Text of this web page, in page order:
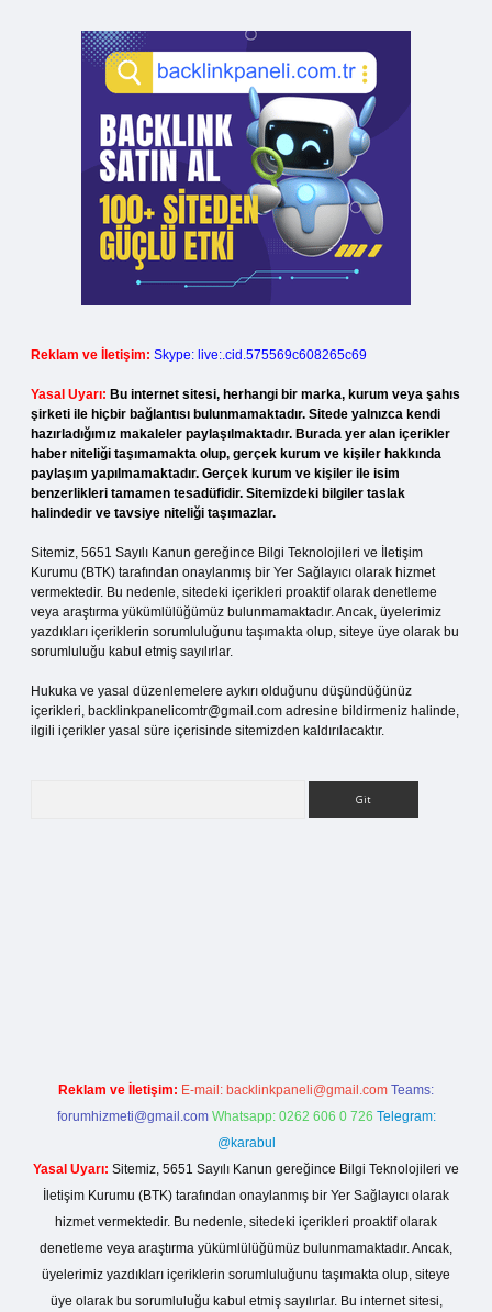
Reklam ve İletişim: Skype: live:.cid.575569c608265c69
Yasal Uyarı: Bu internet sitesi, herhangi bir marka, kurum veya şahıs
şirketi ile hiçbir bağlantısı bulunmamaktadır. Sitede yalnızca kendi
hazırladığımız makaleler paylaşılmaktadır. Burada yer alan içerikler
haber niteliği taşımamakta olup, gerçek kurum ve kişiler hakkında
paylaşım yapılmamaktadır. Gerçek kurum ve kişiler ile isim
benzerlikleri tamamen tesadüfidir. Sitemizdeki bilgiler taslak
halindedir ve tavsiye niteliği taşımazlar.
Sitemiz, 5651 Sayılı Kanun gereğince Bilgi Teknolojileri ve İletişim
Kurumu (BTK) tarafından onaylanmış bir Yer Sağlayıcı olarak hizmet
vermektedir. Bu nedenle, sitedeki içerikleri proaktif olarak denetleme
veya araştırma yükümlülüğümüz bulunmamaktadır. Ancak, üyelerimiz
yazdıkları içeriklerin sorumluluğunu taşımakta olup, siteye üye olarak bu
sorumluluğu kabul etmiş sayılırlar.
Hukuka ve yasal düzenlemelere aykırı olduğunu düşündüğünüz
içerikleri, backlinkpanelicomtr@gmail.com adresine bildirmeniz halinde,
ilgili içerikler yasal süre içerisinde sitemizden kaldırılacaktır.
Reklam ve İletişim: E-mail: backlinkpaneli@gmail.com Teams:
forumhizmeti@gmail.com Whatsapp: 0262 606 0 726 Telegram:
@karabul
Yasal Uyarı: Sitemiz, 5651 Sayılı Kanun gereğince Bilgi Teknolojileri ve
İletişim Kurumu (BTK) tarafından onaylanmış bir Yer Sağlayıcı olarak
hizmet vermektedir. Bu nedenle, sitedeki içerikleri proaktif olarak
denetleme veya araştırma yükümlülüğümüz bulunmamaktadır. Ancak,
üyelerimiz yazdıkları içeriklerin sorumluluğunu taşımakta olup, siteye
üye olarak bu sorumluluğu kabul etmiş sayılırlar. Bu internet sitesi,